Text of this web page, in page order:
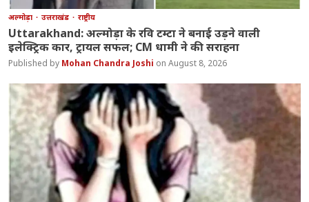
अल्मोड़ा उत्तराखंड राष्ट्रीय
Uttarakhand: अल्मोड़ा के रवि टम्टा ने बनाई उड़ने वाली
इलेक्ट्रिक कार, ट्रायल सफल; CM धामी ने की सराहना
Mohan Chandra Joshi August 8, 2026